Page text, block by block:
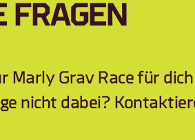
FRAGEN
Marly Grav Race für dich
nicht dabei?